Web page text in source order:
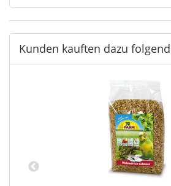
Kunden kauften dazu